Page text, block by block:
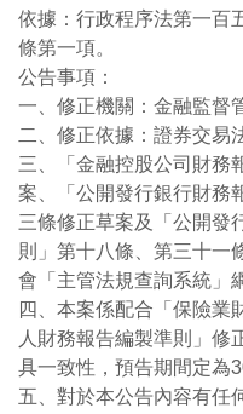
依據：行政程序法第一百
條第一項。
公告事項：
一、修正機關：金融監督
二、修正依據：證券交易
三、「金融控股公司財務
案、「公開發行銀行財務
三條修正草案及「公開發
則」第十八條、第三十一
會「主管法規查詢系統」
四、本案係配合「保險業
人財務報告編製準則」修
具一致性，預告期間定為
五、對於本公告內容有任